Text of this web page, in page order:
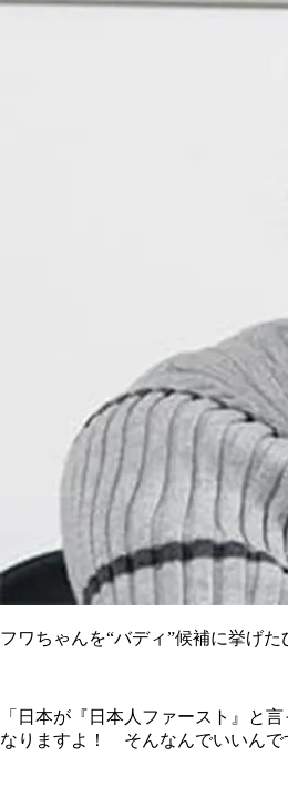
フワちゃんを“バディ”候補に挙げた
「日本が『日本人ファースト』と
なりますよ！ そんなんでいいんで